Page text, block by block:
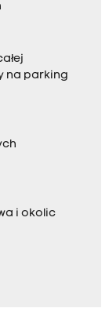
na parking
i okolic